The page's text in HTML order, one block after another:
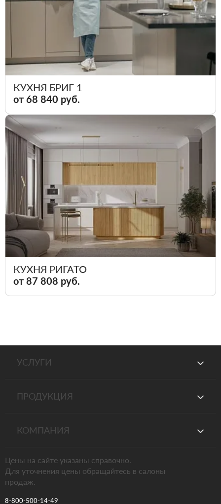
КУХНЯ БРИГ 1
от 68 840 руб.
КУХНЯ РИГАТО
от 87 808 руб.
8-800-500-14-49
Цены на сайте указаны справочно.
Для уточнения цены обращайтесь в салоны
продаж.
УСЛУГИ
ПРОДУКЦИЯ
КОМПАНИЯ